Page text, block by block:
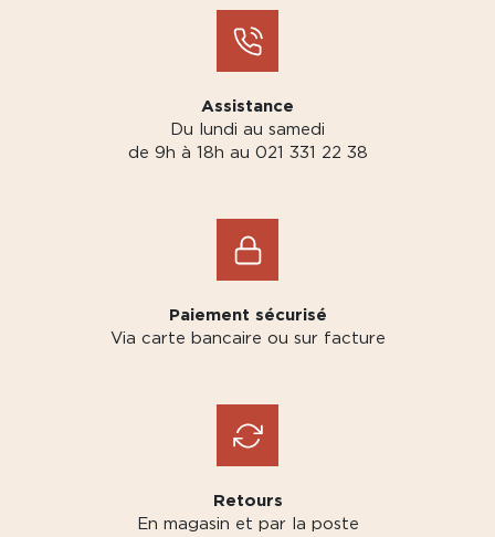
Assistance
Du lundi au samedi
de 9h à 18h au 021 331 22 38
Paiement sécurisé
Via carte bancaire ou sur facture
Retours
En magasin et par la poste